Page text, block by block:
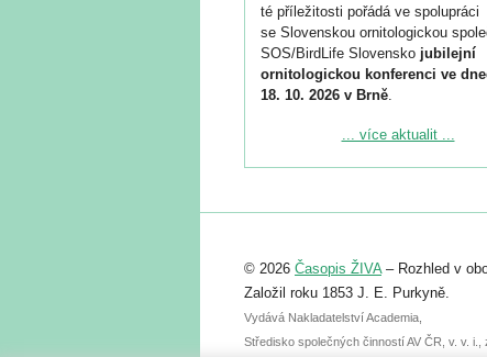
té příležitosti pořádá ve spolupráci
se Slovenskou ornitologickou
SOS/BirdLife Slovensko jubilejní
ornitologickou konferenci ve
18. 10. 2026 v Brně.
Podrobnější informace ke konferenci
Registrovat se můžete do 6. září.
abstraktu přihlášené přednášky
posteru je už 30. června.
... více aktualit ...
© 2026 Časopis ŽIVA– Rozhled v
Založil roku 1853 J. E. Purkyně.
Vydává Nakladatelství Academia,
Středisko společných činností AV ČR, v. v. i.,